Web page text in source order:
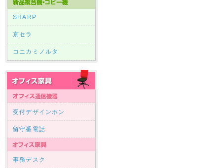
SHARP
京セラ
コニカミノルタ
受付デザインホン
留守番電話
事務デスク